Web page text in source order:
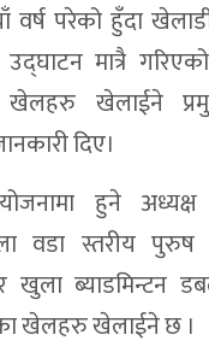
वर्ष परेको हुँदा
मात्रै
खेलाईने
दिए।
हुने
वडा स्तरीय
खुला ब्याडमिन्टन
खेलहरु खेलाईने छ ।